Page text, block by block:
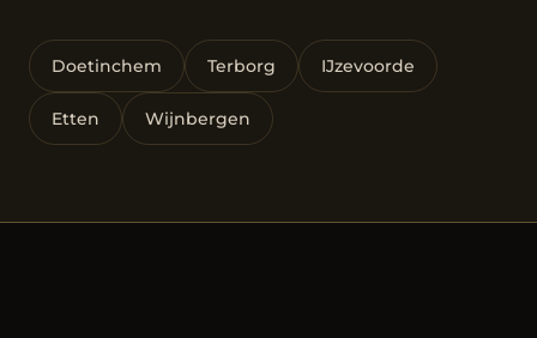
Doetinchem Terborg IJzevoorde
Etten Wijnbergen